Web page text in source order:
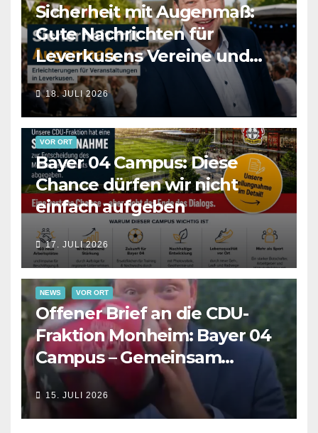
Sicherheit mit Augenmaß:
Gute Nachrichten für
Leverkusens Vereine und
Veranstalter
18. JULI 2026
VOR ORT
Bayer 04 Campus: Diese
Chance dürfen wir nicht
einfach aufgeben
17. JULI 2026
NEWS VOR ORT
Offener Brief an die CDU-
Fraktion Monheim: Bayer 04
Campus – Gemeinsam
Verantwortung für die
Zukunft übernehmen
15. JULI 2026